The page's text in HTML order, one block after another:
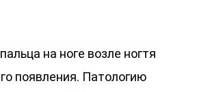
на ноге возле ногтя
появления. Патологию